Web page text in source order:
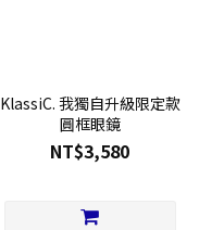
KlassiC. 我獨自升級限定款
圓框眼鏡
NT$3,580